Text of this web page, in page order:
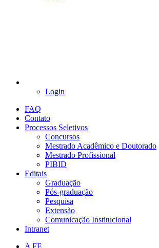
Login
FAQ
Contato
Processos Seletivos
Concursos
Mestrado Acadêmico e Doutorado
Mestrado Profissional
PIBID
Editais
Graduação
Pós-graduação
Pesquisa
Extensão
Comunicação Institucional
Intranet
A FE